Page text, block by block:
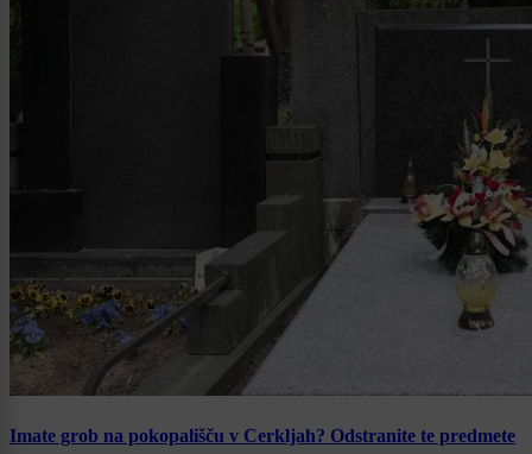
Imate grob na pokopališču v Cerkljah? Odstranite te predmete